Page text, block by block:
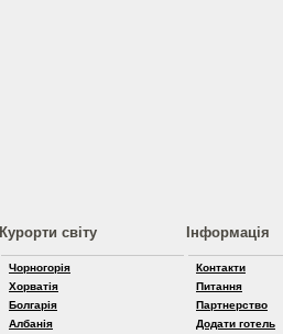
Курорти світу
Чорногорія
Хорватія
Болгарія
Албанія
Інформація
Контакти
Питання
Партнерство
Додати готель